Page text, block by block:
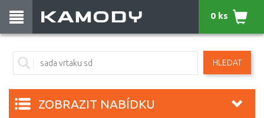
HLEDAT
0 ks
ZOBRAZIT NABÍDKU